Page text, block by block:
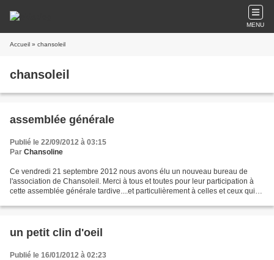
MENU
Accueil » chansoleil
chansoleil
assemblée générale
Publié le 22/09/2012 à 03:15
Par Chansoline
Ce vendredi 21 septembre 2012 nous avons élu un nouveau bureau de
l'association de Chansoleil. Merci à tous et toutes pour leur participation à
cette assemblée générale tardive....et particulièrement à celles et ceux qui
un petit clin d'oeil
Publié le 16/01/2012 à 02:23